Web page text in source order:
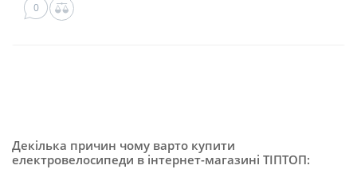
0
Декілька причин чому варто купити
електровелосипеди в інтернет-магазині ТІПТОП: